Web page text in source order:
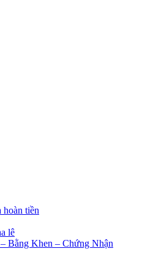
hoàn tiền
lê
Bằng Khen – Chứng Nhận